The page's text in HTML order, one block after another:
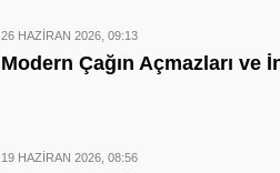
26 HAZIRAN 2026, 09:13
Modern Çağın Açmazları ve
19 HAZIRAN 2026, 08:56